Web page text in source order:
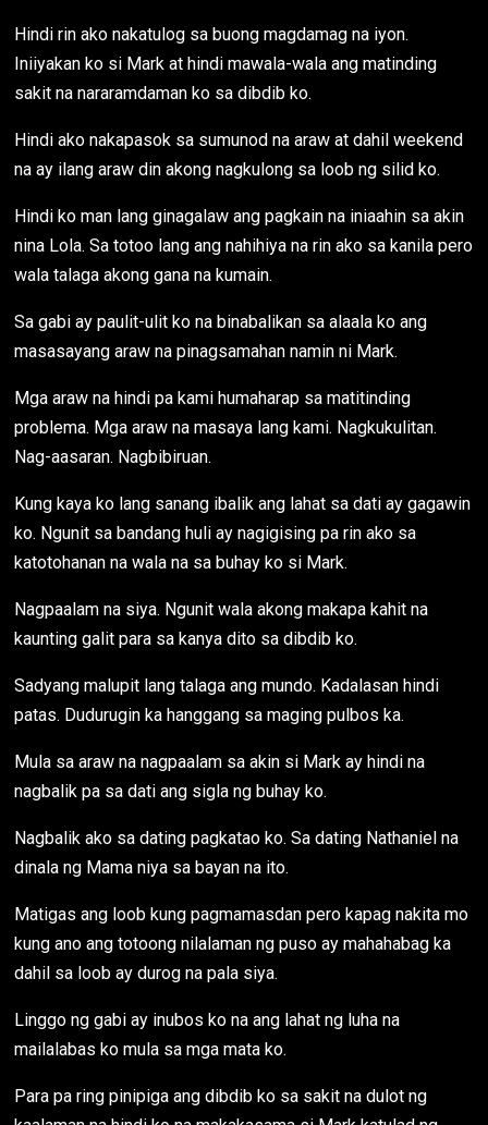
Hindi rin ako nakatulog sa buong magdamag na iyon.
Iniiyakan ko si Mark at hindi mawala-wala ang matinding
sakit na nararamdaman ko sa dibdib ko.
Hindi ako nakapasok sa sumunod na araw at dahil weekend
na ay ilang araw din akong nagkulong sa loob ng silid ko.
Hindi ko man lang ginagalaw ang pagkain na iniaahin sa akin
nina Lola. Sa totoo lang ang nahihiya na rin ako sa kanila pero
wala talaga akong gana na kumain.
Sa gabi ay paulit-ulit ko na binabalikan sa alaala ko ang
masasayang araw na pinagsamahan namin ni Mark.
Mga araw na hindi pa kami humaharap sa matitinding
problema. Mga araw na masaya lang kami. Nagkukulitan.
Nag-aasaran. Nagbibiruan.
Kung kaya ko lang sanang ibalik ang lahat sa dati ay gagawin
ko. Ngunit sa bandang huli ay nagigising pa rin ako sa
katotohanan na wala na sa buhay ko si Mark.
Nagpaalam na siya. Ngunit wala akong makapa kahit na
kaunting galit para sa kanya dito sa dibdib ko.
Sadyang malupit lang talaga ang mundo. Kadalasan hindi
patas. Dudurugin ka hanggang sa maging pulbos ka.
Mula sa araw na nagpaalam sa akin si Mark ay hindi na
nagbalik pa sa dati ang sigla ng buhay ko.
Nagbalik ako sa dating pagkatao ko. Sa dating Nathaniel na
dinala ng Mama niya sa bayan na ito.
Matigas ang loob kung pagmamasdan pero kapag nakita mo
kung ano ang totoong nilalaman ng puso ay mahahabag ka
dahil sa loob ay durog na pala siya.
Linggo ng gabi ay inubos ko na ang lahat ng luha na
mailalabas ko mula sa mga mata ko.
Para pa ring pinipiga ang dibdib ko sa sakit na dulot ng